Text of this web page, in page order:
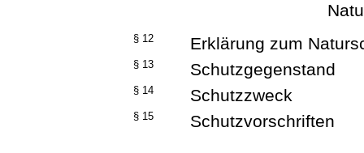
§ 12 Erklärung zum
§ 13 Schutzgegenstand
§ 14 Schutzzweck
§ 15 Schutzvorschriften